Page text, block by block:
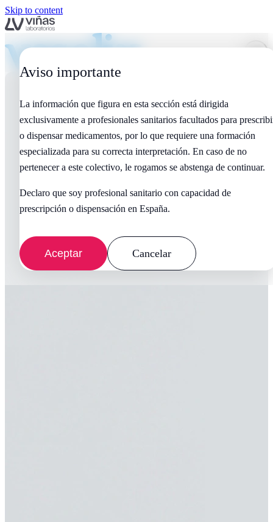
Skip to content
Aviso importante
La información que figura en esta sección está dirigida
exclusivamente a profesionales sanitarios facultados para
o dispensar medicamentos, por lo que requiere una formación
especializada para su correcta interpretación. En caso de no
pertenecer a este colectivo, le rogamos se abstenga de continuar.
Declaro que soy profesional sanitario con capacidad de
prescripción o dispensación en España.
Aceptar Cancelar